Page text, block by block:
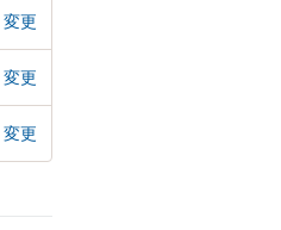
変更
変更
変更